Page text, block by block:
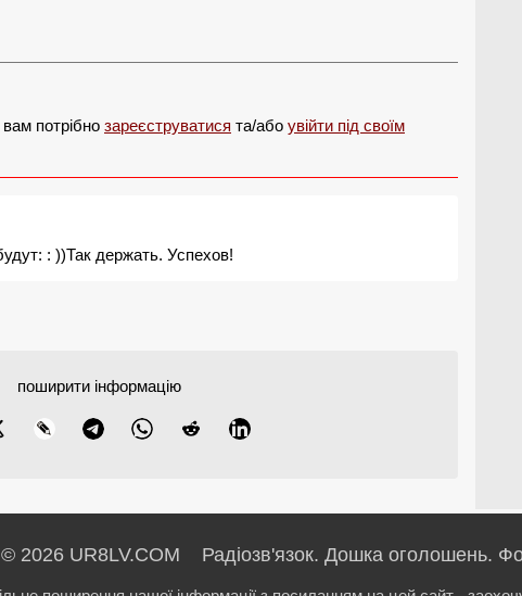
потрібно зареєструватися та/або увійти під своїм
: ))Так держать. Успехов!
поширити інформацію
© 2026 UR8LV.COM Радіозв'язок. Дошка оголошень.